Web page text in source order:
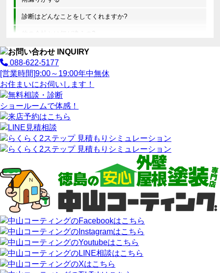
診断はどんなことをしてくれますか?
他の会社とは何が違うの?
088-622-5177
[営業時間]9:00～19:00年中無休
お住まいにお伺いします！
ショールームで体感！